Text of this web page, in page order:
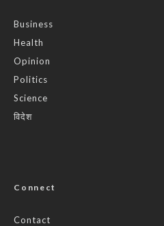
Business
Health
Opinion
Politics
Science
विदेश
Connect
Contact